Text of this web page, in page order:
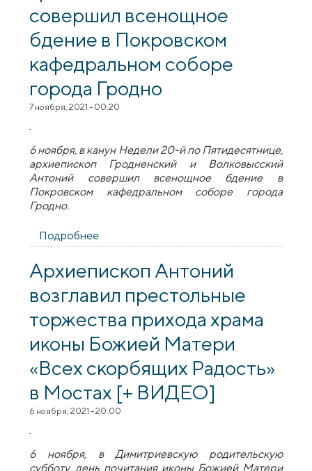
совершил всенощное
бдение в Покровском
кафедральном соборе
города Гродно
7 ноября, 2021 - 00:20
6 ноября, в канун Недели 20-й по Пятидесятнице,
архиепископ Гродненский и Волковысский
Антоний совершил всенощное бдение в
Покровском кафедральном соборе города
Гродно.
Подробнее
Пятидесятнице архиепископ Антоний
совершил всенощное бдение в
Покровском кафедральном соборе
города Гродно
Архиепископ Антоний
возглавил престольные
торжества прихода храма
иконы Божией Матери
«Всех скорбящих Радость»
в Мостах [+ ВИДЕО]
6 ноября, 2021 - 20:00
6 ноября, в Димитриевскую родительскую
субботу, день почитания иконы Божией Матери